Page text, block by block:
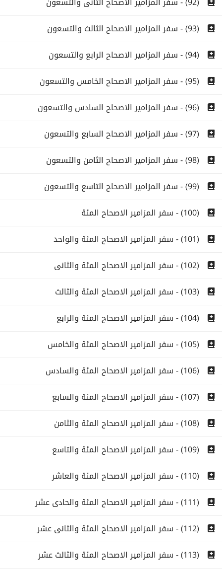
(93) - سفر المزامير الاصحاح الثالث والتسعون
(94) - سفر المزامير الاصحاح الرابع والتسعون
(95) - سفر المزامير الاصحاح الخامس والتسعون
(96) - سفر المزامير الاصحاح السادس والتسعون
(97) - سفر المزامير الاصحاح السابع والتسعون
(98) - سفر المزامير الاصحاح الثامن والتسعون
(99) - سفر المزامير الاصحاح التاسع والتسعون
(100) - سفر المزامير الاصحاح المئة
(101) - سفر المزامير الاصحاح المئة والواحد
(102) - سفر المزامير الاصحاح المئة والثانى
(103) - سفر المزامير الاصحاح المئة والثالث
(104) - سفر المزامير الاصحاح المئة والرابع
(105) - سفر المزامير الاصحاح المئة والخامس
(106) - سفر المزامير الاصحاح المئة والسادس
(107) - سفر المزامير الاصحاح المئة والسابع
(108) - سفر المزامير الاصحاح المئة والثامن
(109) - سفر المزامير الاصحاح المئة والتاسع
(110) - سفر المزامير الاصحاح المئة والعاشر
(111) - سفر المزامير الاصحاح المئة والحادى عشر
(112) - سفر المزامير الاصحاح المئة والثانى عشر
(113) - سفر المزامير الاصحاح المئة والثالث عشر